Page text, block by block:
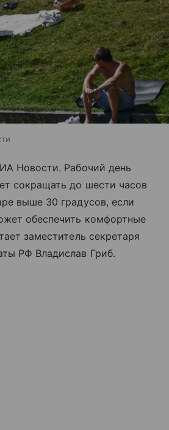
Новости. Рабочий день
сокращать до шести часов
выше 30 градусов, если
обеспечить комфортные
заместитель секретаря
РФ Владислав Гриб.